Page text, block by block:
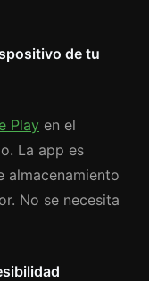
de tu
Play en el
La app es
almacenamiento
No se necesita